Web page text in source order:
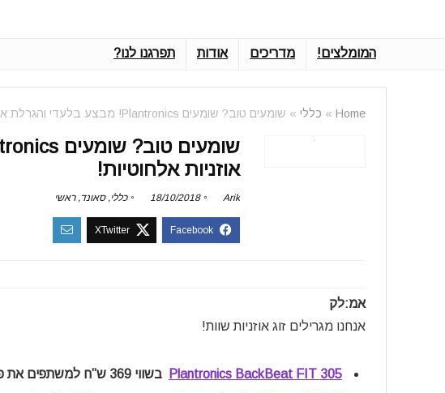
המומלצים! מדריכים אודות תפרגנו לנו?
Home
» כללי » שומעים טוב? שומעים Plantronics! מבצע בלעדי והגרלת אוזניות אלחוטיות!
אוזניות אלחוטיות!
Arik
18/10/2018 כללי,סאונד,ראשי
אמ:לק
אנחנו מגרילים זוג אוזניות שוות!
Plantronics BackBeat FIT 305
בשווי 369 ש”ח למשתפים את פוסט ההגרלה!